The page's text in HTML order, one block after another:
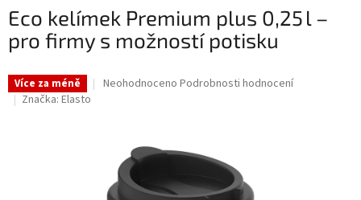
Eco kelímek Premium plus 0,25 l –
pro firmy s možností potisku
Více za méně
Průměrné
hvězdiček.
Neohodnoceno Podrobnosti hodnocení
Značka: Elasto